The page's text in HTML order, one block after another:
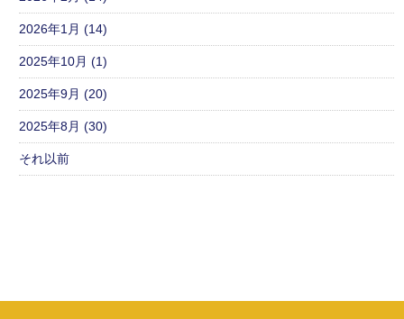
2026年1月 (14)
2025年10月 (1)
2025年9月 (20)
2025年8月 (30)
それ以前